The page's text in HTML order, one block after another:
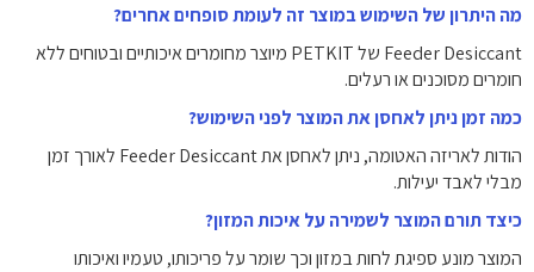
מה היתרון של השימוש במוצר זה לעומת סופחים אחרים?
Feeder Desiccant של PETKIT מיוצר מחומרים איכותיים ובטוחים ללא
חומרים מסוכנים או רעלים.
כמה זמן ניתן לאחסן את המוצר לפני השימוש?
הודות לאריזה האטומה, ניתן לאחסן את Feeder Desiccant לאורך זמן
מבלי לאבד יעילות.
כיצד תורם המוצר לשמירה על איכות המזון?
המוצר מונע ספיגת לחות במזון וכך שומר על פריכותו, טעמיו ואיכותו